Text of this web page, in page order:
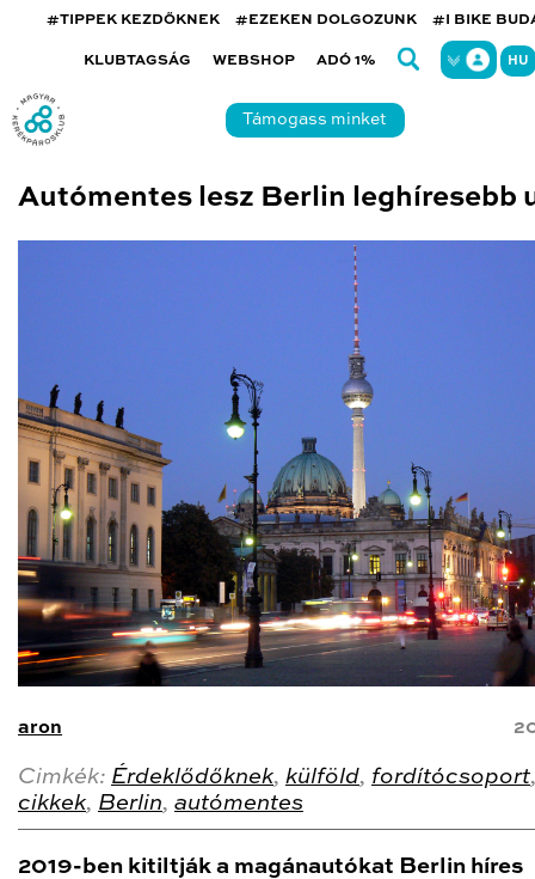
#TIPPEK KEZDŐKNEK #EZEKEN DOLGOZUNK #I BIKE
KLUBTAGSÁG WEBSHOP ADÓ 1% HU
Támogass minket
Autómentes lesz Berlin leghíresebb
aron
Cimkék: Érdeklődőknek, külföld, fordítócsoport
cikkek, Berlin, autómentes
2019-ben kitiltják a magánautókat Berlin híres